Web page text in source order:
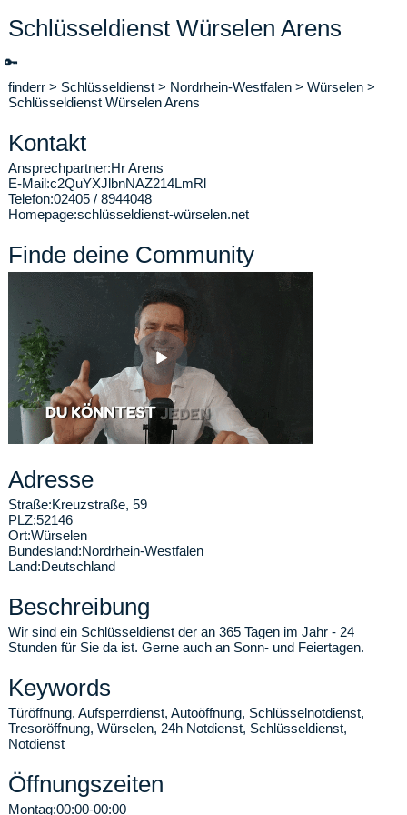
Schlüsseldienst Würselen Arens
🔑
finderr > Schlüsseldienst > Nordrhein-Westfalen > Würselen >
Schlüsseldienst Würselen Arens
Kontakt
Ansprechpartner:Hr Arens
E-Mail:c2QuYXJlbnNAZ214LmRl
Telefon:02405 / 8944048
Homepage:schlüsseldienst-würselen.net
Finde deine Community
Adresse
Straße:Kreuzstraße, 59
PLZ:52146
Ort:Würselen
Bundesland:Nordrhein-Westfalen
Land:Deutschland
Beschreibung
Wir sind ein Schlüsseldienst der an 365 Tagen im Jahr - 24
Stunden für Sie da ist. Gerne auch an Sonn- und Feiertagen.
Keywords
Türöffnung, Aufsperrdienst, Autoöffnung, Schlüsselnotdienst,
Tresoröffnung, Würselen, 24h Notdienst, Schlüsseldienst,
Notdienst
Öffnungszeiten
Montag:00:00-00:00